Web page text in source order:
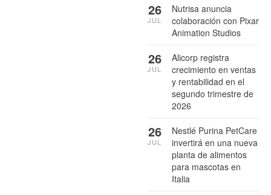
Nutrisa anuncia
colaboración con Pixar
Animation Studios
26
JUL
Alicorp registra
crecimiento en ventas
y rentabilidad en el
segundo trimestre de
2026
26
JUL
Nestlé Purina PetCare
invertirá en una nueva
planta de alimentos
para mascotas en
Italia
26
JUL